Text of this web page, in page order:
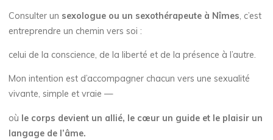
Consulter un sexologue ou un sexothérapeute à Nîmes, c’est
entreprendre un chemin vers soi :
celui de la conscience, de la liberté et de la présence à l’autre.
Mon intention est d’accompagner chacun vers une sexualité
vivante, simple et vraie —
où le corps devient un allié, le cœur un guide et le plaisir un
langage de l’âme.